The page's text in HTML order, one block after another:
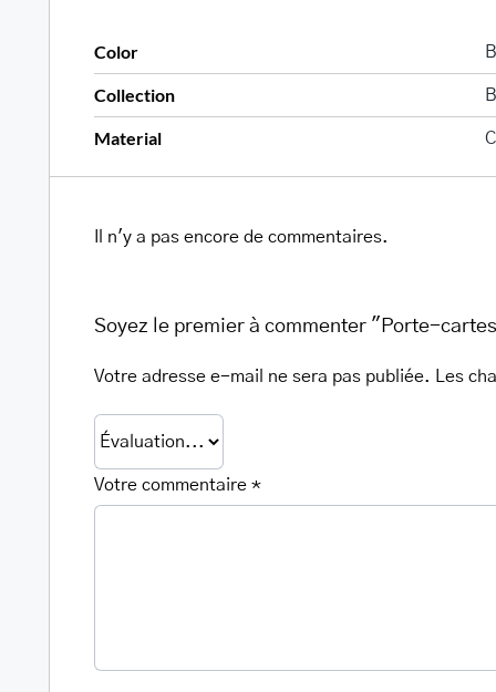
Color
Collection
Material
Il n'y a pas encore de commentaires.
Soyez le premier à commenter "Porte-
Votre adresse e-mail ne sera pas publiée. Les
Votre commentaire *